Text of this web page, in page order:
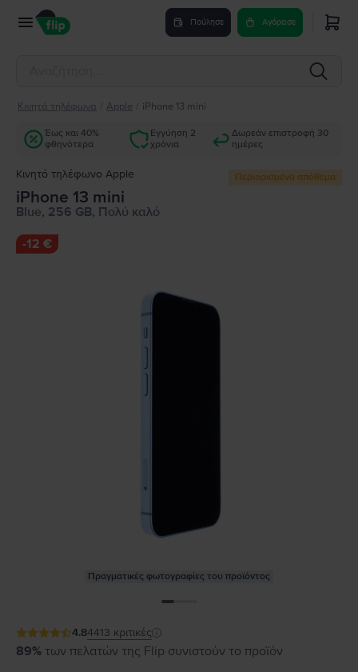
Πούλησε Αγόρασε
Κινητά τηλέφωνα Apple iPhone 13 mini
Έως και 40%
φθηνότερα
Εγγύηση 2
χρόνια
Δωρεάν επιστροφή 30
ημέρες
Κινητό τηλέφωνο Apple Περιορισμένο απόθεμα
iPhone 13 mini
Blue, 256 GB, Πολύ καλό
-12 €
Πραγματικές φωτογραφίες του προϊόντος
4.84413 κριτικές
89% των πελατών της Flip συνιστούν το προϊόν